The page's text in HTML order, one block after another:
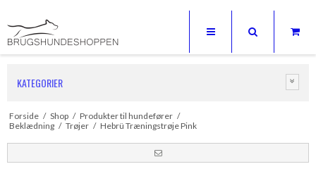
KATEGORIER
Forside / Shop / Produkter til hundefører /
Beklædning / Trøjer / Hebrü Træningstrøje Pink